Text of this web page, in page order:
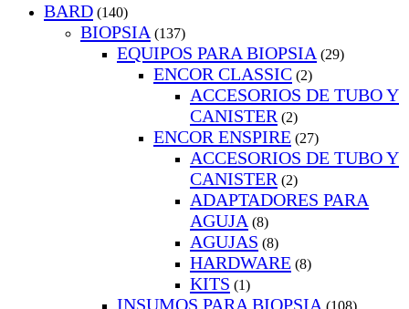
BARD (140)
BIOPSIA (137)
EQUIPOS PARA BIOPSIA (29)
ENCOR CLASSIC (2)
ACCESORIOS DE TUBO Y
CANISTER (2)
ENCOR ENSPIRE (27)
ACCESORIOS DE TUBO Y
CANISTER (2)
ADAPTADORES PARA
AGUJA (8)
AGUJAS (8)
HARDWARE (8)
KITS (1)
INSUMOS PARA BIOPSIA